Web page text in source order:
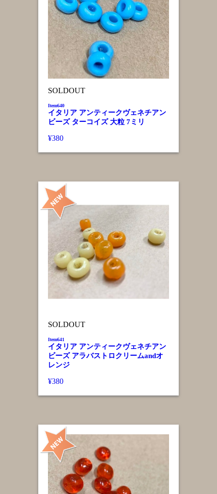
SOLDOUT
Item640
イタリア アンティークヴェネチアン
ビーズ ターコイズ 大粒 7ミリ
¥380
SOLDOUT
Item641
イタリア アンティークヴェネチアン
ビーズ アラバストロクリームandオ
レンジ
¥380